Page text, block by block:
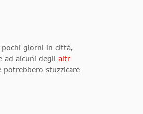
pochi giorni in città,
ad alcuni degli altri
potrebbero stuzzicare